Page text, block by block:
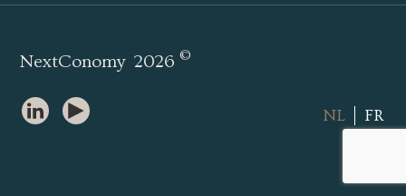
NextConomy 2026©
NL FR